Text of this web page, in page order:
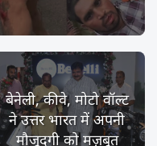
बेनेली, कीवे, मोटो वॉल्ट
ने उत्तर भारत में अपनी
मौजूदगी को मज़बूत